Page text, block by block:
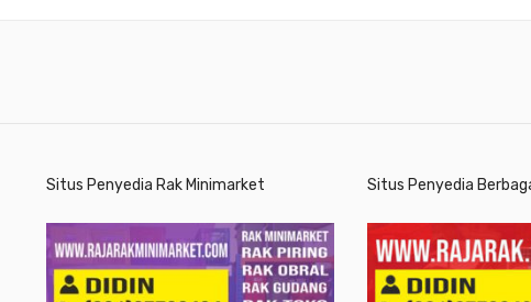
Situs Penyedia Rak Minimarket Situs Penyedia